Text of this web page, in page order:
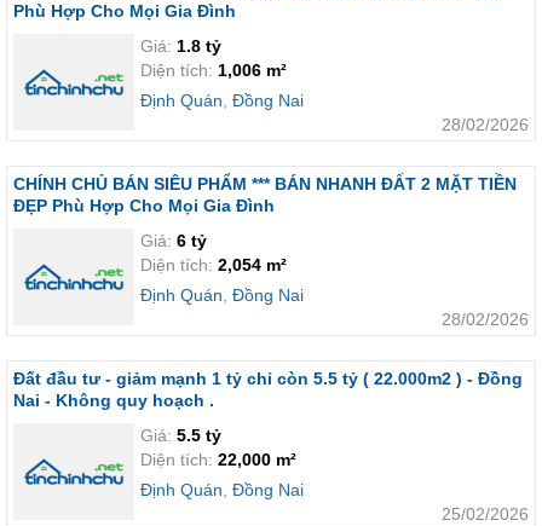
Phù Hợp Cho Mọi Gia Đình
Giá: 1.8 tỷ
Diện tích: 1,006 m²
Định Quán Đồng Nai
28/02/2026
CHÍNH CHỦ BÁN SIÊU PHẨM *** BÁN NHANH ĐẤT 2 MẶT TIỀN
ĐẸP Phù Hợp Cho Mọi Gia Đình
Giá: 6 tỷ
Diện tích: 2,054 m²
Định Quán Đồng Nai
28/02/2026
Đất đầu tư - giảm mạnh 1 tỷ chỉ còn 5.5 tỷ ( 22.000m2 ) - Đồng
Nai - Không quy hoạch .
Giá: 5.5 tỷ
Diện tích: 22,000 m²
Định Quán Đồng Nai
25/02/2026